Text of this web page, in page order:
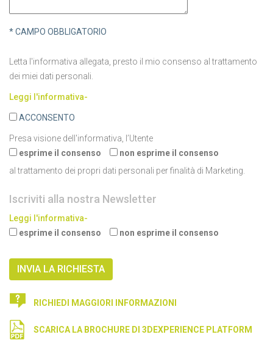
* CAMPO OBBLIGATORIO
Letta l'informativa allegata, presto il mio consenso al trattamento
dei miei dati personali.
Leggi l'informativa-
ACCONSENTO
Presa visione dell'informativa, l’Utente
esprime il consenso
non esprime il consenso
al trattamento dei propri dati personali per finalità di Marketing.
Iscriviti alla nostra Newsletter
Leggi l'informativa-
esprime il consenso
non esprime il consenso
RICHIEDI MAGGIORI INFORMAZIONI
SCARICA LA BROCHURE DI 3DEXPERIENCE PLATFORM